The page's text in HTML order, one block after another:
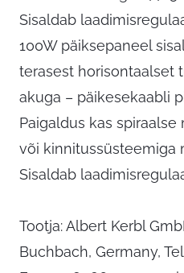
Sisaldab
100W päiksepaneel
terasest horisontaalset
akuga – päikesekaabli
Paigaldus kas
või kinnitussüsteemiga
Sisaldab
Tootja: Albert Kerbl
Buchbach, Germany,